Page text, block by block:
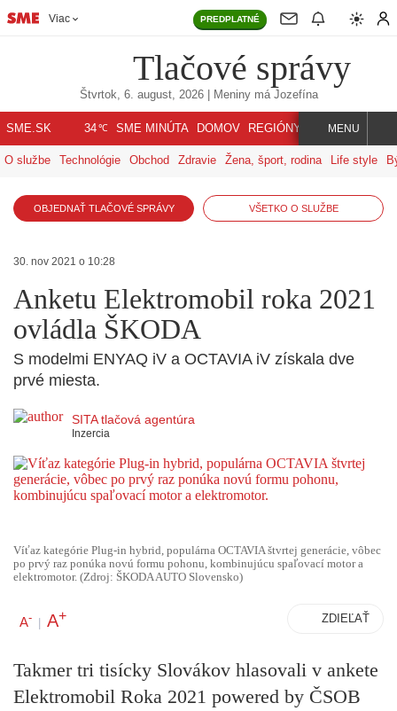
Viac PREDPLATNÉ
Tlačové správy
Štvrtok, 6. august, 2026| Meniny má Jozefína
SME.SK 34℃ SME MINÚTA DOMOV REGIÓNY INDEX SVET
MENU
O službe Technológie Obchod Zdravie Žena, šport, rodina Life style
OBJEDNAŤ TLAČOVÉ SPRÁVY VŠETKO O SLUŽBE
30. nov 2021 o 10:28
Anketu Elektromobil roka 2021
ovládla ŠKODA
S modelmi ENYAQ iV a OCTAVIA iV získala dve
prvé miesta.
SITA tlačová agentúra
Inzercia
Víťaz kategórie Plug-in hybrid, populárna OCTAVIA štvrtej generácie, vôbec
po prvý raz ponúka novú formu pohonu, kombinujúcu spaľovací motor a
elektromotor. (Zdroj: ŠKODA AUTO Slovensko)
A- | A+ ZDIEĽAŤ
Takmer tri tisícky Slovákov hlasovali v ankete
Elektromobil Roka 2021 powered by ČSOB